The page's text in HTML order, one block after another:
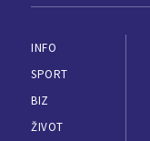
INFO
SPORT
BIZ
ŽIVOT